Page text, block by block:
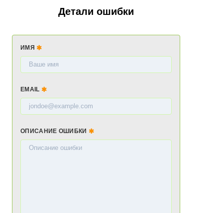
Детали ошибки
ИМЯ
EMAIL
ОПИСАНИЕ ОШИБКИ